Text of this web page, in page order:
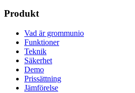
Produkt
Vad är grommunio
Funktioner
Teknik
Säkerhet
Demo
Prissättning
Jämförelse